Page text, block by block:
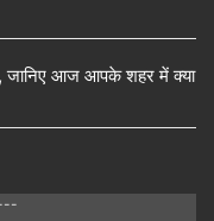
जानिए आज आपके शहर में क्या